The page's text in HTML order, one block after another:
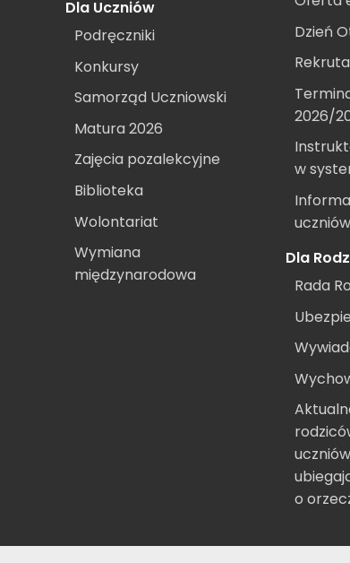
Dla Uczniów
Podręczniki
Konkursy
Samorząd Uczniowski
Matura 2026
Zajęcia pozalekcyjne
Biblioteka
Wolontariat
Wymiana
międzynarodowa
Dla
Rada
o
Dzień
2026/
w